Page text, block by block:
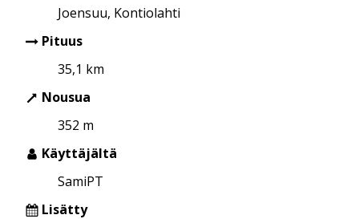
Joensuu, Kontiolahti
Pituus
35,1 km
Nousua
352 m
Käyttäjältä
SamiPT
Lisätty